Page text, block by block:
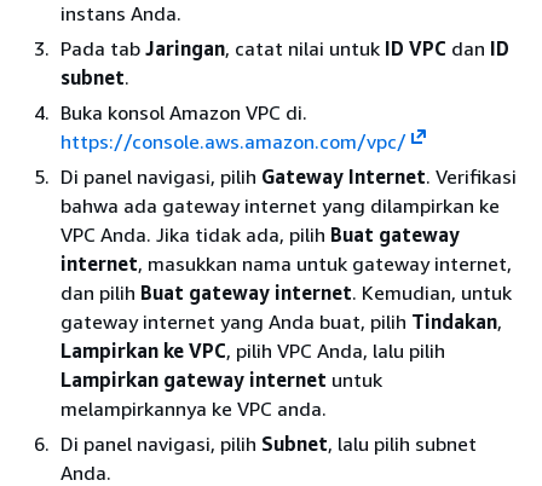
instans Anda.
Pada tab Jaringan, catat nilai untuk ID VPC dan ID
subnet.
Buka konsol Amazon VPC di.
https://console.aws.amazon.com/vpc/
Di panel navigasi, pilih Gateway Internet. Verifikasi
bahwa ada gateway internet yang dilampirkan ke
VPC Anda. Jika tidak ada, pilih Buat gateway
internet, masukkan nama untuk gateway internet,
dan pilih Buat gateway internet. Kemudian, untuk
gateway internet yang Anda buat, pilih Tindakan,
Lampirkan ke VPC, pilih VPC Anda, lalu pilih
Lampirkan gateway internet untuk
melampirkannya ke VPC anda.
Di panel navigasi, pilih Subnet, lalu pilih subnet
Anda.